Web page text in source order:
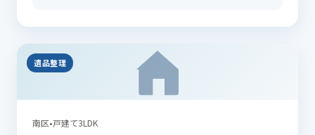
遺品整理
南区•戸建て3LDK